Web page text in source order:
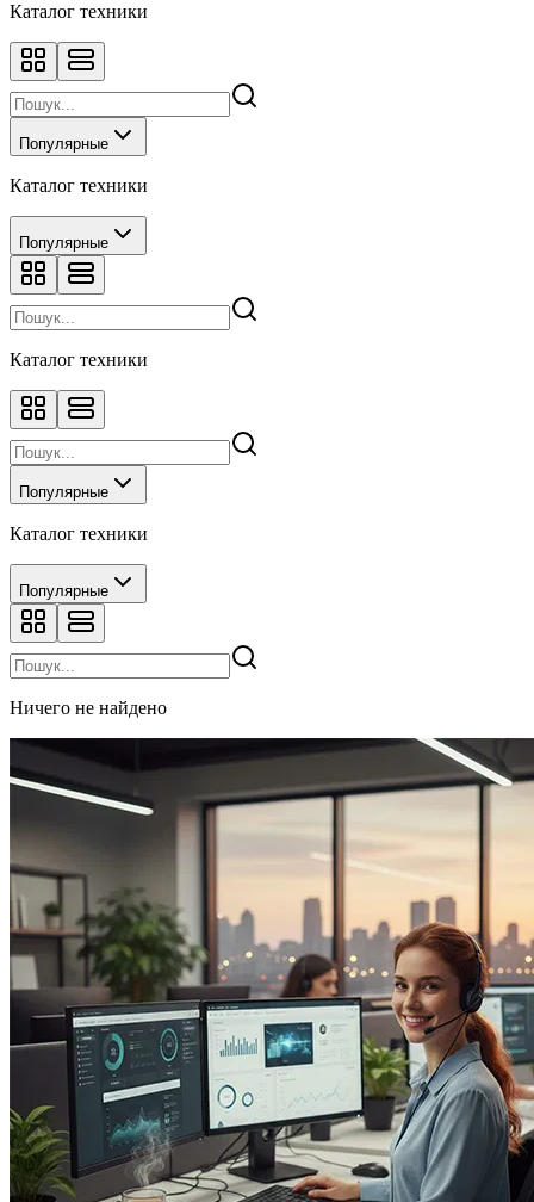
Каталог техники
Популярные
Каталог техники
Популярные
Каталог техники
Популярные
Каталог техники
Популярные
Ничего не найдено